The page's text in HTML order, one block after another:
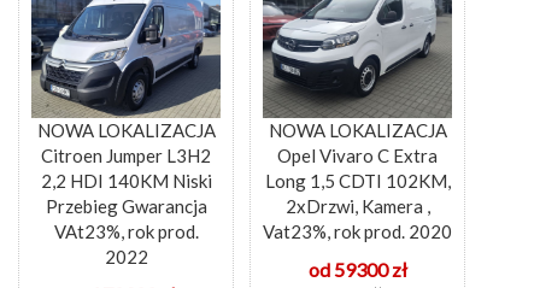
NOWA LOKALIZACJA
Citroen Jumper L3H2
2,2 HDI 140KM Niski
Przebieg Gwarancja
VAt23%, rok prod.
2022
NOWA LOKALIZACJA
Opel Vivaro C Extra
Long 1,5 CDTI 102KM,
2xDrzwi, Kamera ,
Vat23%, rok prod. 2020
od 59300 zł